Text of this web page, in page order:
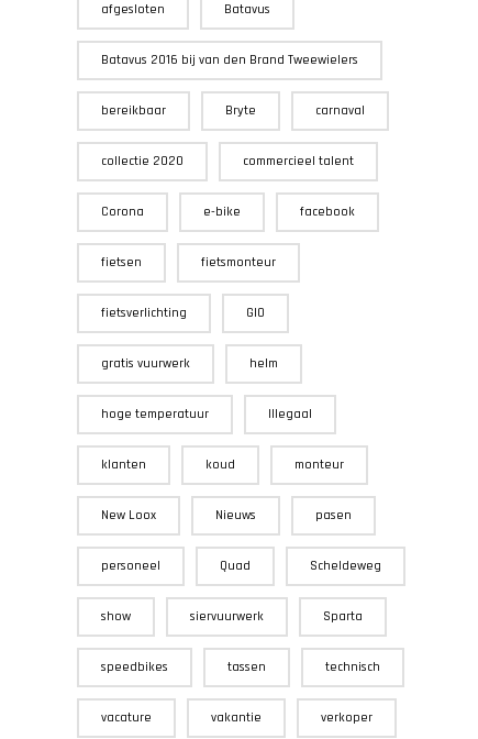
afgesloten Batavus
Batavus 2016 bij van den Brand Tweewielers
bereikbaar Bryte carnaval
collectie 2020 commercieel talent
Corona e-bike facebook
fietsen fietsmonteur
fietsverlichting GIO
gratis vuurwerk helm
hoge temperatuur Illegaal
klanten koud monteur
New Loox Nieuws pasen
personeel Quad Scheldeweg
show siervuurwerk Sparta
speedbikes tassen technisch
vacature vakantie verkoper